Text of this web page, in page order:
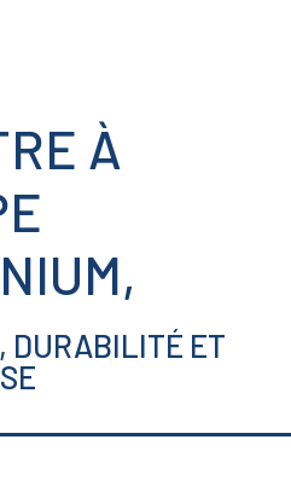
NOS PORTES « HABITAT »
À
DURABILITÉ ET